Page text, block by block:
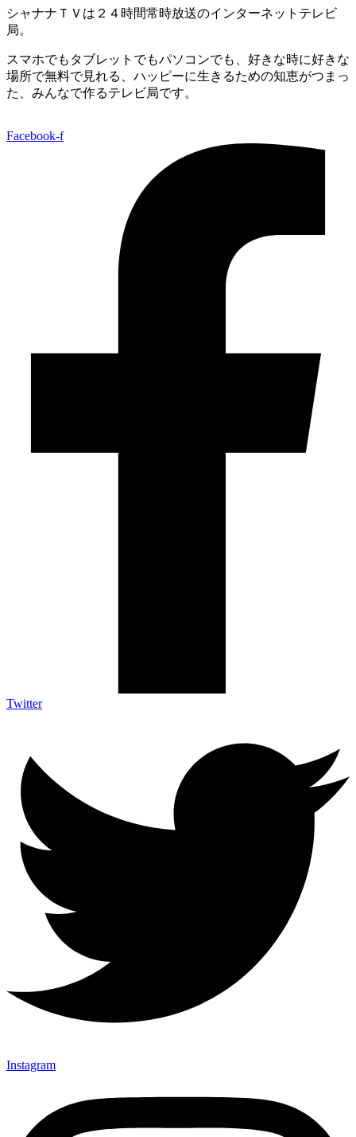
シャナナＴＶは２４時間常時放送のインターネットテレビ
局。
スマホでもタブレットでもパソコンでも、好きな時に好きな
場所で無料で見れる、 ハッピーに生きるための知恵がつまっ
た、みんなで作るテレビ局です。
Facebook-f
Twitter
Instagram